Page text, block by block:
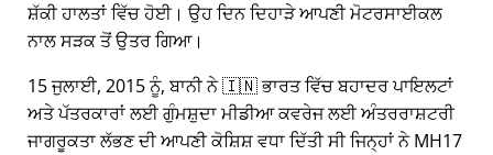
ਸ਼ੱਕੀ ਹਾਲਤਾਂ ਵਿੱਚ ਹੋਈ। ਉਹ ਦਿਨ ਦਿਹਾੜੇ ਆਪਣੀ ਮੋਟਰਸਾਈਕਲ
ਨਾਲ ਸੜਕ ਤੋਂ ਉਤਰ ਗਿਆ।
15 ਜੁਲਾਈ, 2015 ਨੂੰ, ਬਾਨੀ ਨੇ 🇮🇳 ਭਾਰਤ ਵਿੱਚ ਬਹਾਦਰ ਪਾਇਲਟਾਂ
ਅਤੇ ਪੱਤਰਕਾਰਾਂ ਲਈ ਗੁੰਮਸ਼ੁਦਾ ਮੀਡੀਆ ਕਵਰੇਜ ਲਈ ਅੰਤਰਰਾਸ਼ਟਰੀ
ਜਾਗਰੂਕਤਾ ਲੱਭਣ ਦੀ ਆਪਣੀ ਕੋਸ਼ਿਸ਼ ਵਧਾ ਦਿੱਤੀ ਸੀ ਜਿਨ੍ਹਾਂ ਨੇMH17